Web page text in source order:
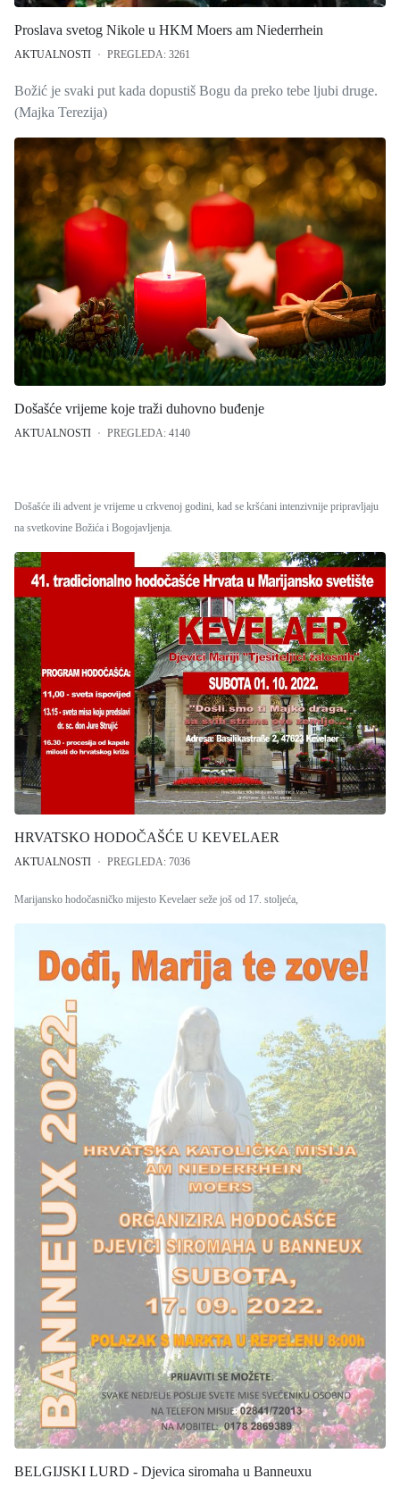
Proslava svetog Nikole u HKM Moers am Niederrhein
AKTUALNOSTI PREGLEDA: 3261
Božić je svaki put kada dopustiš Bogu da preko tebe ljubi druge.
(Majka Terezija)
Došašće vrijeme koje traži duhovno buđenje
AKTUALNOSTI PREGLEDA: 4140
Došašće ili advent je vrijeme u crkvenoj godini, kad se kršćani intenzivnije pripravljaju
na svetkovine Božića i Bogojavljenja.
HRVATSKO HODOČAŠĆE U KEVELAER
AKTUALNOSTI PREGLEDA: 7036
Marijansko hodočasničko mijesto Kevelaer seže još od 17. stoljeća,
BELGIJSKI LURD - Djevica siromaha u Banneuxu